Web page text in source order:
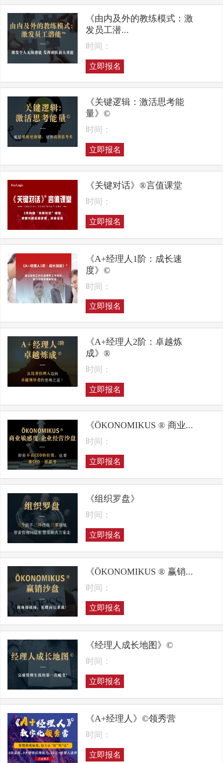
《由内及外的教练模式：激
发员工潜...
时间：
立即报名
《关键逻辑：激活思考能
量》©
时间：
立即报名
《关键对话》®言值课堂
时间：
立即报名
《A+经理人1阶：成长速
度》©
时间：
立即报名
《A+经理人2阶：卓越炼
成》®
时间：
立即报名
《ÖKONOMIKUS ® 商业...
时间：
立即报名
《组织罗盘》
时间：
立即报名
《ÖKONOMIKUS ® 赢销...
时间：
立即报名
《经理人成长地图》©
时间：
立即报名
《A+经理人》©领秀营
时间：
立即报名